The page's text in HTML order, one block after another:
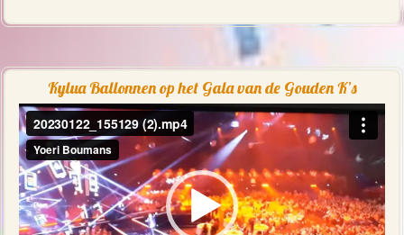
Kylua Ballonnen op het Gala van de Gouden K’s
Videospeler